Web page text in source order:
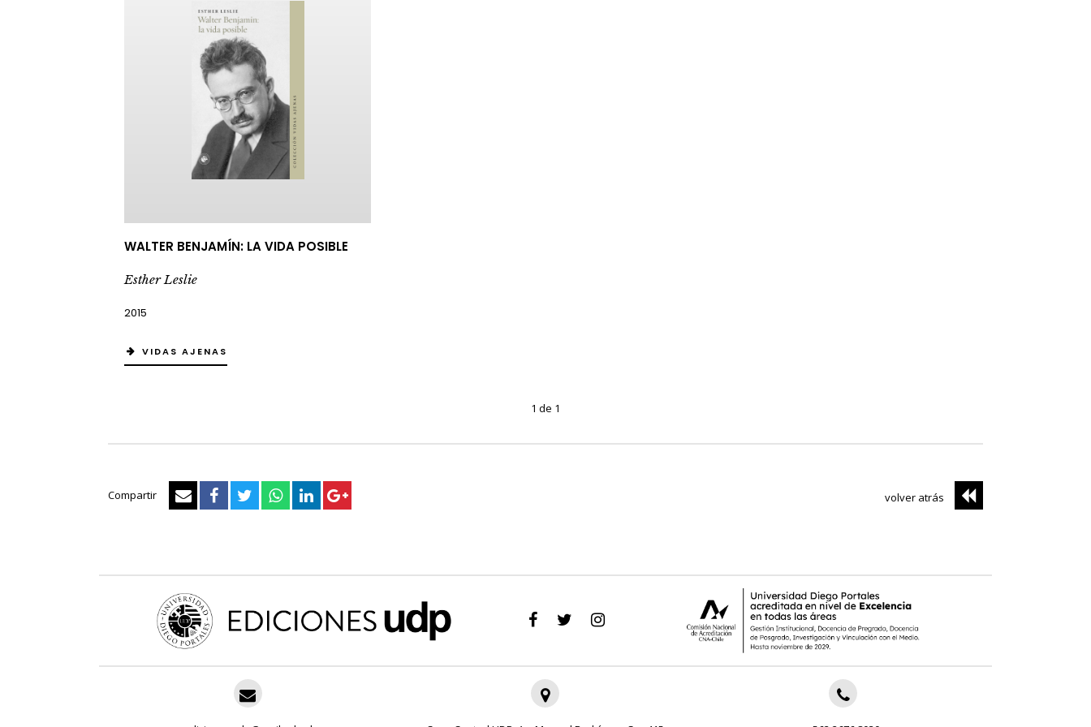
WALTER BENJAMÍN: LA VIDA POSIBLE
Esther Leslie
2015
VIDAS AJENAS
1 de 1
Compartir volver atrás